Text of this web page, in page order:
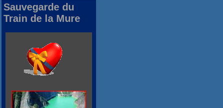
Sauvegarde du
Train de la Mure